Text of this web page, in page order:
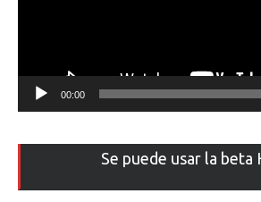
00:00
Se puede usar la beta